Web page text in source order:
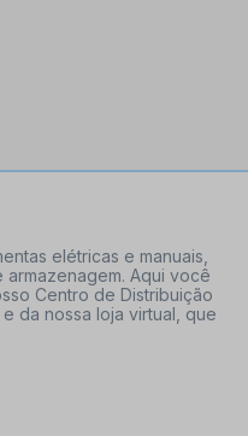
elétricas e manuais,
Aqui você
Centro de Distribuição
da nossa loja virtual, que